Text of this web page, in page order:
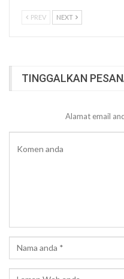
PREV NEXT
TINGGALKAN
Alamat email